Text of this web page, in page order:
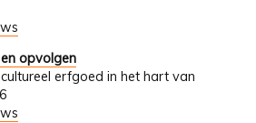
opvolgen
erfgoed in het hart van